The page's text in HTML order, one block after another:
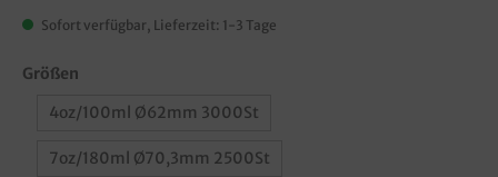
Sofort verfügbar, Lieferzeit: 1-3 Tage
Größen
4oz/100ml Ø62mm 3000St
7oz/180ml Ø70,3mm 2500St